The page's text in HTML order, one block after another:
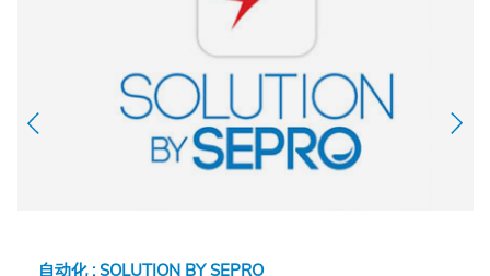
自动化 : SOLUTION BY SEPRO